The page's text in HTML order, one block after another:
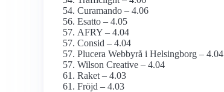
Curamando – 4.06
Esatto – 4.05
AFRY – 4.04
Consid – 4.04
Plucera Webbyrå i Helsingborg – 4.04
Wilson Creative – 4.04
Raket – 4.03
Fröjd – 4.03